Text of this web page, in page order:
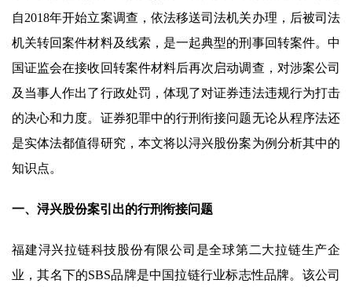
自2018年开始立案调查，依法移送司法机关办理，后被司法
机关转回案件材料及线索，是一起典型的刑事回转案件。中
国证监会在接收回转案件材料后再次启动调查，对涉案公司
及当事人作出了行政处罚，体现了对证券违法违规行为打击
的决心和力度。证券犯罪中的行刑衔接问题无论从程序法还
是实体法都值得研究，本文将以浔兴股份案为例分析其中的
知识点。
一、浔兴股份案引出的行刑衔接问题
福建浔兴拉链科技股份有限公司是全球第二大拉链生产企
业，其名下的SBS品牌是中国拉链行业标志性品牌。该公司